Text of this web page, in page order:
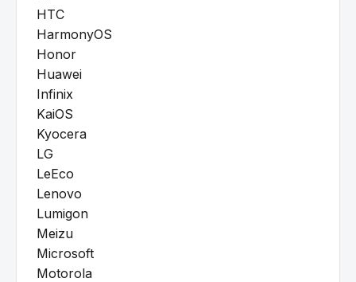
HTC
HarmonyOS
Honor
Huawei
Infinix
KaiOS
Kyocera
LG
LeEco
Lenovo
Lumigon
Meizu
Microsoft
Motorola